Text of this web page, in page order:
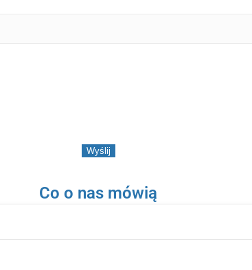
Wyślij
Co o nas mówią